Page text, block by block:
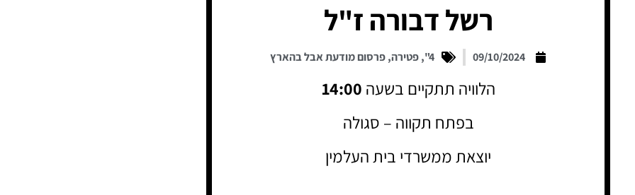
רשל דבורה ז"ל
09/10/2024
4"
,פטירה,פרסום מודעת אבל בהארץ
הלוויה תתקיים בשעה 14:00
בפתח תקווה – סגולה
יוצאת ממשרדי בית העלמין